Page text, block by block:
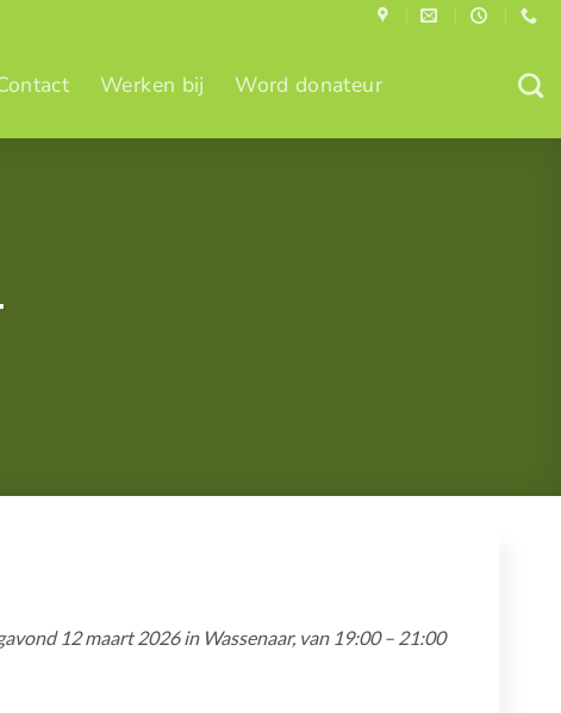
Werken bij Word donateur
12 maart 2026 in Wassenaar, van 19:00 – 21:00